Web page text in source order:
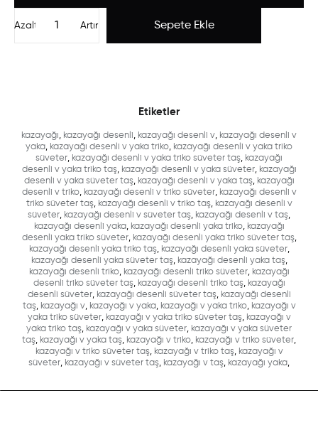
Artır
Azalt
Etiketler
kazayağı, kazayağı desenli, kazayağı desenli v, kazayağı desenli v
yaka, kazayağı desenli v yaka triko, kazayağı desenli v yaka triko
süveter, kazayağı desenli v yaka triko süveter taş, kazayağı
desenli v yaka triko taş, kazayağı desenli v yaka süveter, kazayağı
desenli v yaka süveter taş, kazayağı desenli v yaka taş, kazayağı
desenli v triko, kazayağı desenli v triko süveter, kazayağı desenli v
triko süveter taş, kazayağı desenli v triko taş, kazayağı desenli v
süveter, kazayağı desenli v süveter taş, kazayağı desenli v taş,
kazayağı desenli yaka, kazayağı desenli yaka triko, kazayağı
desenli yaka triko süveter, kazayağı desenli yaka triko süveter taş,
kazayağı desenli yaka triko taş, kazayağı desenli yaka süveter,
kazayağı desenli yaka süveter taş, kazayağı desenli yaka taş,
kazayağı desenli triko, kazayağı desenli triko süveter, kazayağı
desenli triko süveter taş, kazayağı desenli triko taş, kazayağı
desenli süveter, kazayağı desenli süveter taş, kazayağı desenli
taş, kazayağı v, kazayağı v yaka, kazayağı v yaka triko, kazayağı v
yaka triko süveter, kazayağı v yaka triko süveter taş, kazayağı v
yaka triko taş, kazayağı v yaka süveter, kazayağı v yaka süveter
taş, kazayağı v yaka taş, kazayağı v triko, kazayağı v triko süveter,
kazayağı v triko süveter taş, kazayağı v triko taş, kazayağı v
süveter, kazayağı v süveter taş, kazayağı v taş, kazayağı yaka,